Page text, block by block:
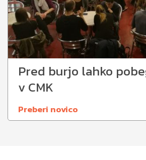
Pred burjo lahko
v CMK
Preberi novico